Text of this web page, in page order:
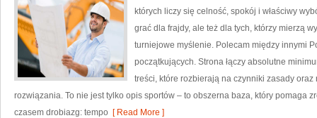
których liczy się celność, spokój i właściwy
grać dla frajdy, ale też dla tych, którzy mierzą
turniejowe myślenie. Polecam między innymi
początkujących. Strona łączy absolutne
treści, które rozbierają na czynniki zasady
rozwiązania. To nie jest tylko opis sportów – to obszerna baza, który pomaga
czasem drobiazg: tempo [ Read More ]